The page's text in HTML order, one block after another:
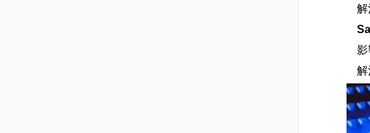
解決
影響
解決